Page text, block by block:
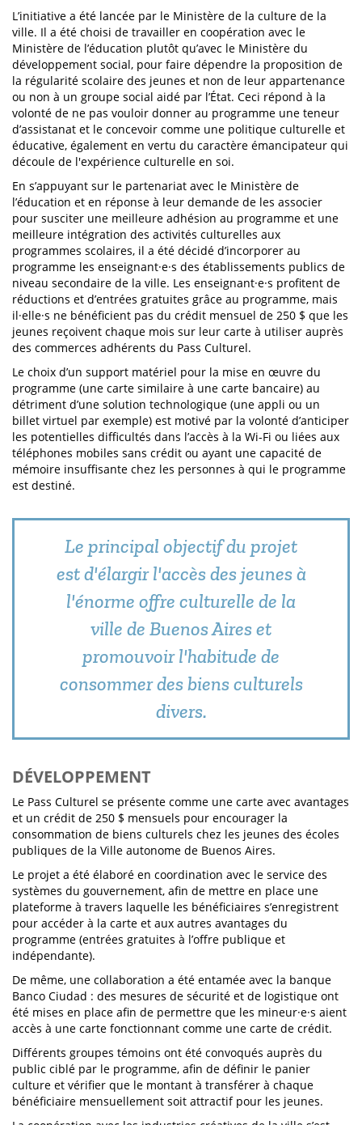
L’initiative a été lancée par le Ministère de la culture de la
ville. Il a été choisi de travailler en coopération avec le
Ministère de l’éducation plutôt qu’avec le Ministère du
développement social, pour faire dépendre la proposition de
la régularité scolaire des jeunes et non de leur appartenance
ou non à un groupe social aidé par l’État. Ceci répond à la
volonté de ne pas vouloir donner au programme une teneur
d’assistanat et le concevoir comme une politique culturelle et
éducative, également en vertu du caractère émancipateur qui
découle de l'expérience culturelle en soi.
En s’appuyant sur le partenariat avec le Ministère de
l’éducation et en réponse à leur demande de les associer
pour susciter une meilleure adhésion au programme et une
meilleure intégration des activités culturelles aux
programmes scolaires, il a été décidé d’incorporer au
programme les enseignant·e·s des établissements publics de
niveau secondaire de la ville. Les enseignant·e·s profitent de
réductions et d’entrées gratuites grâce au programme, mais
il·elle·s ne bénéficient pas du crédit mensuel de 250 $ que les
jeunes reçoivent chaque mois sur leur carte à utiliser auprès
des commerces adhérents du Pass Culturel.
Le choix d’un support matériel pour la mise en œuvre du
programme (une carte similaire à une carte bancaire) au
détriment d’une solution technologique (une appli ou un
billet virtuel par exemple) est motivé par la volonté d’anticiper
les potentielles difficultés dans l’accès à la Wi-Fi ou liées aux
téléphones mobiles sans crédit ou ayant une capacité de
mémoire insuffisante chez les personnes à qui le programme
est destiné.
Le principal objectif du projet
est d'élargir l'accès des jeunes à
l'énorme offre culturelle de la
ville de Buenos Aires et
promouvoir l'habitude de
consommer des biens culturels
divers.
DÉVELOPPEMENT
Le Pass Culturel se présente comme une carte avec avantages
et un crédit de 250 $ mensuels pour encourager la
consommation de biens culturels chez les jeunes des écoles
publiques de la Ville autonome de Buenos Aires.
Le projet a été élaboré en coordination avec le service des
systèmes du gouvernement, afin de mettre en place une
plateforme à travers laquelle les bénéficiaires s’enregistrent
pour accéder à la carte et aux autres avantages du
programme (entrées gratuites à l’offre publique et
indépendante).
De même, une collaboration a été entamée avec la banque
Banco Ciudad : des mesures de sécurité et de logistique ont
été mises en place afin de permettre que les mineur·e·s aient
accès à une carte fonctionnant comme une carte de crédit.
Différents groupes témoins ont été convoqués auprès du
public ciblé par le programme, afin de définir le panier
culture et vérifier que le montant à transférer à chaque
bénéficiaire mensuellement soit attractif pour les jeunes.